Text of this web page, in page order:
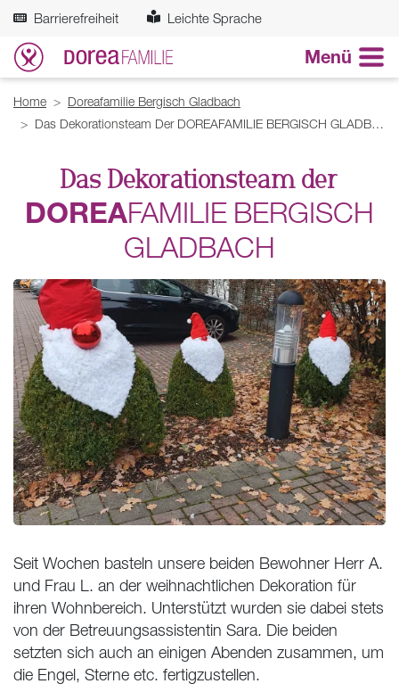
Zum Hauptinhalt springen
Barrierefreiheit Leichte Sprache
Menü
Breadcrumb
Home
Doreafamilie Bergisch Gladbach
Das Dekorationsteam Der DOREAFAMILIE BERGISCH GLADBACH
Das Dekorationsteam der
DOREAFAMILIE BERGISCH
GLADBACH
Seit Wochen basteln unsere beiden Bewohner Herr A.
und Frau L. an der weihnachtlichen Dekoration für
ihren Wohnbereich. Unterstützt wurden sie dabei stets
von der Betreuungsassistentin Sara. Die beiden
setzten sich auch an einigen Abenden zusammen, um
die Engel, Sterne etc. fertigzustellen.